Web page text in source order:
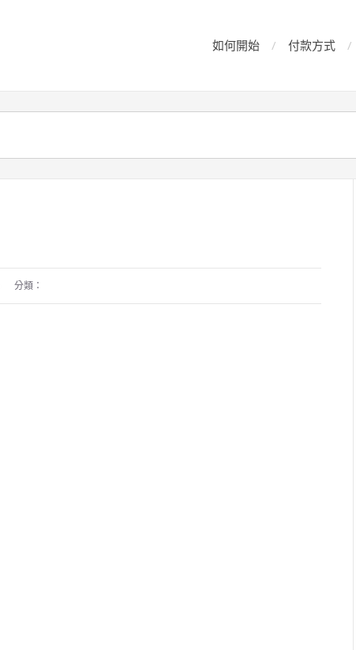
如何開始 付款方式
分類：